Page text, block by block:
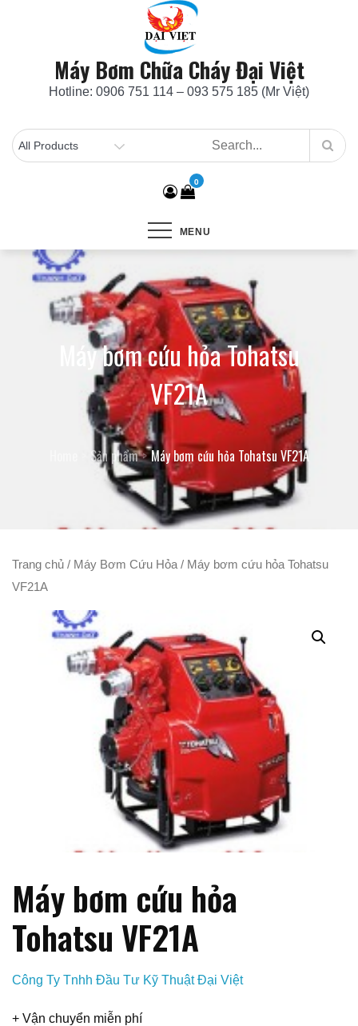
Máy Bơm Chữa Cháy Đại Việt
Hotline: 0906 751 114 – 093 575 185 (Mr Việt)
0
MENU
Máy bơm cứu hỏa Tohatsu
VF21A
Sản phẩm Máy bơm cứu hỏa Tohatsu VF21A
Trang chủ / Máy Bơm Cứu Hỏa / Máy bơm cứu hỏa Tohatsu
VF21A
Máy bơm cứu hỏa
Tohatsu VF21A
Công Ty Tnhh Đầu Tư Kỹ Thuật Đại Việt
+ Vận chuyển miễn phí